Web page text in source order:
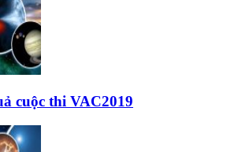
cuộc thi VAC2019